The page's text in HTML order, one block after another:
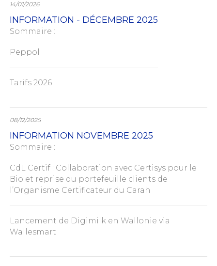
14/01/2026
INFORMATION - DÉCEMBRE 2025
Sommaire :
Peppol
Tarifs 2026
08/12/2025
INFORMATION NOVEMBRE 2025
Sommaire :
CdL Certif : Collaboration avec Certisys pour le
Bio et reprise du portefeuille clients de
l’Organisme Certificateur du Carah
Lancement de Digimilk en Wallonie via
Wallesmart